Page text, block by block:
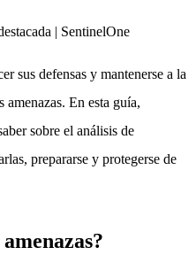
sus defensas y mantenerse a la
amenazas. En esta guía,
sobre el análisis de
prepararse y protegerse de